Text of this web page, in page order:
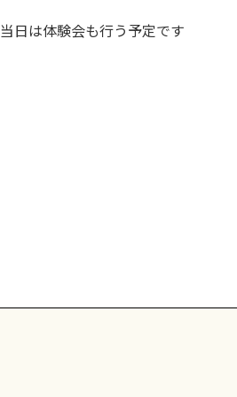
当日は体験会も行う予定です